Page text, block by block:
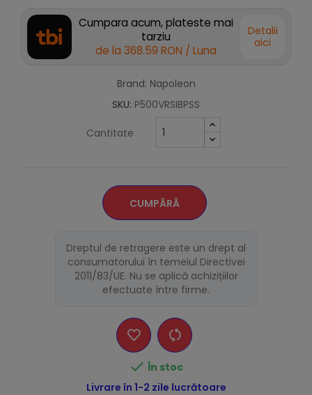
Cumpara acum, plateste mai
tarziu
de la 368.59 RON / Luna
Detalii
aici
Brand: Napoleon
SKU: P500VRSIBPSS
Cantitate
CUMPĂRĂ
Dreptul de retragere este un drept al
consumatorului în temeiul Directivei
2011/83/UE. Nu se aplică achizițiilor
efectuate între firme.
 În stoc
Livrare în 1-2 zile lucrătoare